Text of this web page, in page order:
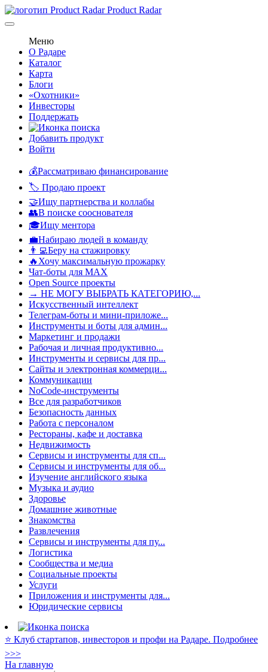
Product Radar
Меню
О Радаре
Каталог
Карта
Блоги
«Охотники»
Инвесторы
Поддержать
Добавить продукт
Войти
💰Рассматриваю финансирование
🏷️ Продаю проект
🤝Ищу партнерства и коллабы
👥В поиске сооснователя
🎓Ищу ментора
💼Набираю людей в команду
👨‍💻Беру на стажировку
🔥Хочу максимальную прожарку
Чат-боты для MAX
Open Source проекты
→ НЕ МОГУ ВЫБРАТЬ КАТЕГОРИЮ,...
Искусственный интеллект
Телеграм-боты и мини-приложе...
Инструменты и боты для админ...
Маркетинг и продажи
Рабочая и личная продуктивно...
Инструменты и сервисы для пр...
Сайты и электронная коммерци...
Коммуникации
NoCode-инструменты
Все для разработчиков
Безопасность данных
Работа с персоналом
Рестораны, кафе и доставка
Недвижимость
Сервисы и инструменты для сп...
Сервисы и инструменты для об...
Изучение английского языка
Музыка и аудио
Здоровье
Домашние животные
Знакомства
Развлечения
Сервисы и инструменты для пу...
Логистика
Сообщества и медиа
Социальные проекты
Услуги
Приложения и инструменты для...
Юридические сервисы
⭐️ Клуб стартапов, инвесторов и профи на Радаре. Подробнее
>>>
На главную